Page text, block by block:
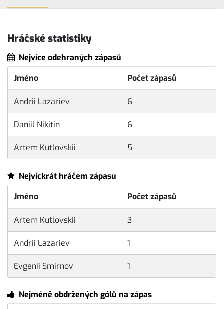
Hráčské statistiky
Nejvíce odehraných zápasů
Jméno
Počet zápasů
Andrii Lazariev 6
Daniil Nikitin 6
Artem Kutlovskii 5
Nejvíckrát hráčem zápasu
Jméno
Počet zápasů
Artem Kutlovskii 3
Andrii Lazariev 1
Evgenii Smirnov 1
Nejméně obdržených gólů na zápas